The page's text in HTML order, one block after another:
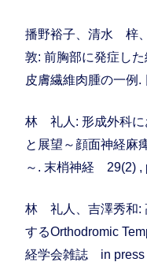
播野裕子、清水 梓
敦: 前胸部に発症し
皮膚繊維肉腫の一例.
林 礼人: 形成外科に
と展望～顔面神経麻
～. 末梢神経 29(2) ,
林 礼人、吉澤秀和:
するOrthodromic
経学会雑誌 in press